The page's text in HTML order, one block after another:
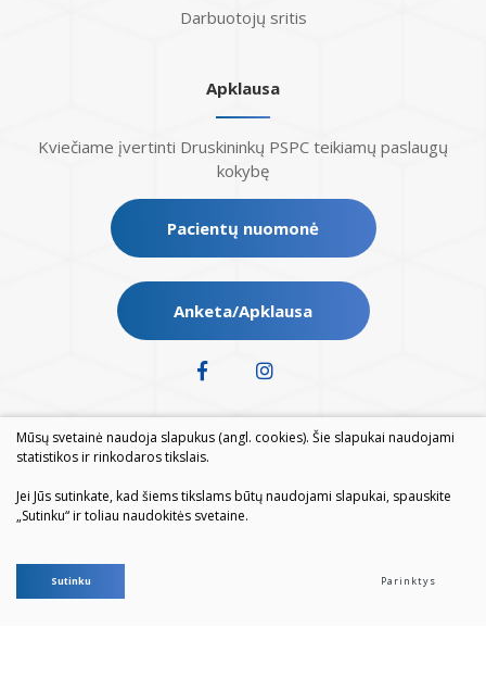
Darbuotojų sritis
Apklausa
Kviečiame įvertinti Druskininkų PSPC teikiamų paslaugų
kokybę
Pacientų nuomonė
Anketa/Apklausa
Mūsų svetainė naudoja slapukus (angl. cookies). Šie slapukai naudojami
statistikos ir rinkodaros tikslais.
Jei Jūs sutinkate, kad šiems tikslams būtų naudojami slapukai, spauskite
„Sutinku“ ir toliau naudokitės svetaine.
Sutinku Parinktys